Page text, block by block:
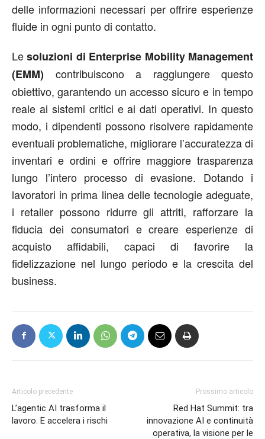
delle informazioni necessari per offrire esperienze
fluide in ogni punto di contatto.
Lesoluzioni di Enterprise Mobility Management
(EMM) contribuiscono a raggiungere questo
obiettivo, garantendo un accesso sicuro e in tempo
reale ai sistemi critici e ai dati operativi. In questo
modo, i dipendenti possono risolvere rapidamente
eventuali problematiche, migliorare l’accuratezza di
inventari e ordini e offrire maggiore trasparenza
lungo l’intero processo di evasione. Dotando i
lavoratori in prima linea delle tecnologie adeguate,
i retailer possono ridurre gli attriti, rafforzare la
fiducia dei consumatori e creare esperienze di
acquisto affidabili, capaci di favorire la
fidelizzazione nel lungo periodo e la crescita del
business.
Articolo precedente
L’agentic AI trasforma il
lavoro. E accelera i rischi
Prossimo articolo
Red Hat Summit: tra
innovazione AI e continuità
operativa, la visione per le